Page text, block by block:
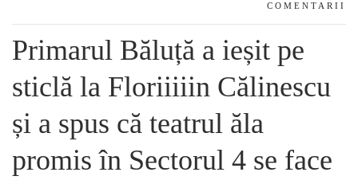
COMENTARII
Primarul Băluță a ieșit pe
sticlă la Floriiiiin Călinescu
și a spus că teatrul ăla
promis în Sectorul 4 se face